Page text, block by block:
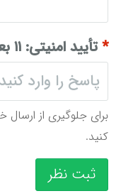
*تأیید امنیتی: ۱۱ بعلاوه ۶ = ؟
برای جلوگیری از ارسال
کنید.
ثبت نظر